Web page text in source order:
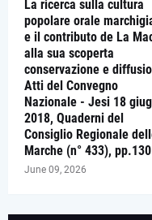
La ricerca sulla cultura
popolare orale
e il contributo de La
alla sua scoperta
conservazione e
Atti del Convegno
Nazionale - Jesi 18
2018, Quaderni del
Consiglio Regionale
Marche (n° 433), pp.130
June 09, 2026